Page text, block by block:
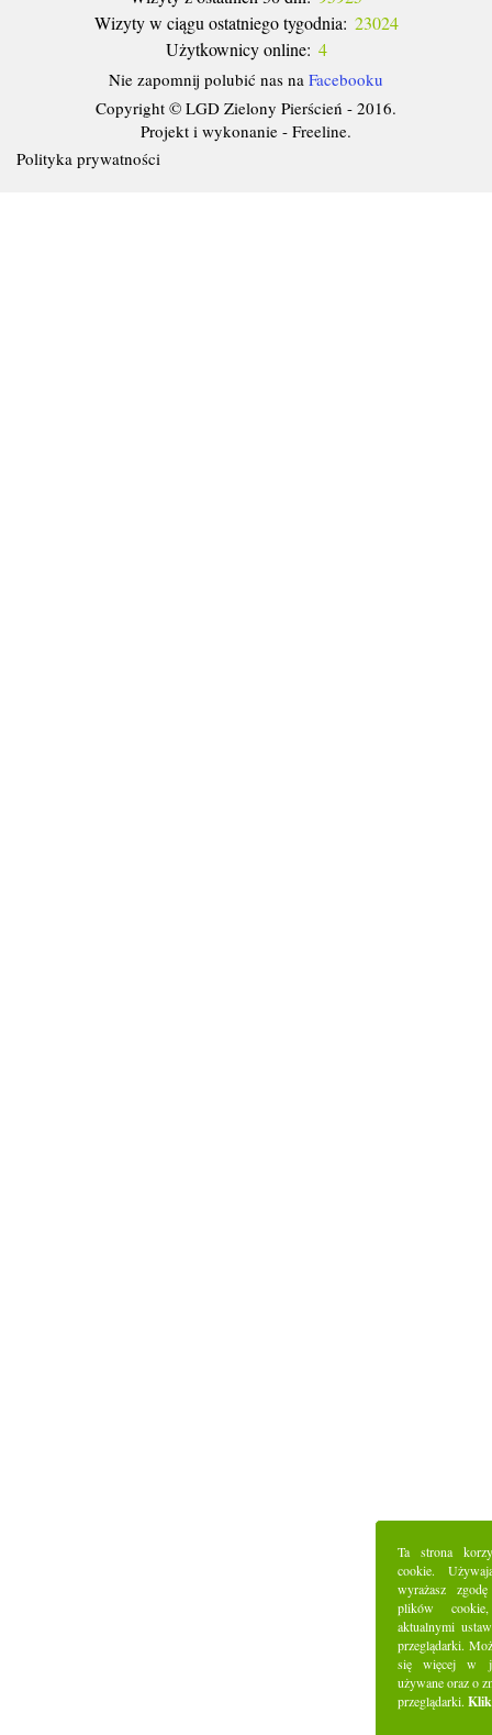
Wizyty w ciągu ostatniego tygodnia: 23024
Użytkownicy online: 4
Nie zapomnij polubić nas na Facebooku
Copyright © LGD Zielony Pierścień - 2016.
Projekt i wykonanie - Freeline.
Polityka prywatności
Ta strona
cookie.
wyrażasz
plików
aktualnymi
przeglądarki.
się więcej w
używane oraz o
przeglądarki.